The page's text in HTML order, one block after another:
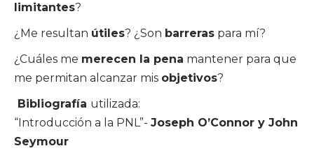
limitantes?
¿Me resultan útiles? ¿Son barreras para mí?
¿Cuáles me merecen la pena mantener para que
me permitan alcanzar mis objetivos?
Bibliografía utilizada:
“Introducción a la PNL”- Joseph O’Connor y John
Seymour